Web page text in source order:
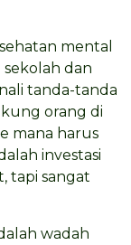
mental
dan
tanda-tanda
orang di
mana harus
investasi
tapi sangat
wadah